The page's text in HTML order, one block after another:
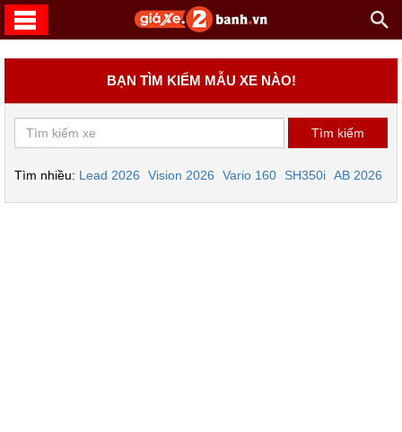
BẠN TÌM KIẾM MẪU XE NÀO!
Tìm nhiều: Lead 2026 Vision 2026 Vario 160 SH350i AB 2026